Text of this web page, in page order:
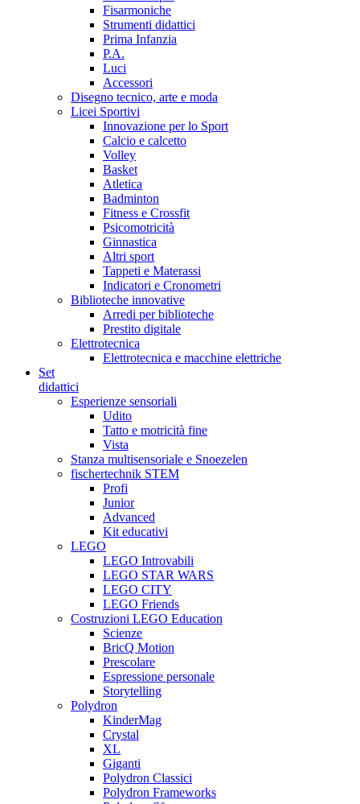
Fisarmoniche
Strumenti didattici
Prima Infanzia
P.A.
Luci
Accessori
Disegno tecnico, arte e moda
Licei Sportivi
Innovazione per lo Sport
Calcio e calcetto
Volley
Basket
Atletica
Badminton
Fitness e Crossfit
Psicomotricità
Ginnastica
Altri sport
Tappeti e Materassi
Indicatori e Cronometri
Biblioteche innovative
Arredi per biblioteche
Prestito digitale
Elettrotecnica
Elettrotecnica e macchine elettriche
Set
didattici
Esperienze sensoriali
Udito
Tatto e motricità fine
Vista
Stanza multisensoriale e Snoezelen
fischertechnik STEM
Profi
Junior
Advanced
Kit educativi
LEGO
LEGO Introvabili
LEGO STAR WARS
LEGO CITY
LEGO Friends
Costruzioni LEGO Education
Scienze
BricQ Motion
Prescolare
Espressione personale
Storytelling
Polydron
KinderMag
Crystal
XL
Giganti
Polydron Classici
Polydron Frameworks